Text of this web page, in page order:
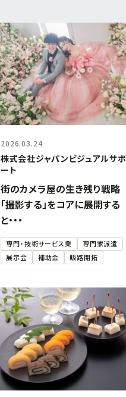
2026.03.24
株式会社ジャパンビジュアルサポ
ート
街のカメラ屋の生き残り戦略
「撮影する」をコアに展開する
と・・・
専門・技術サービス業
専門家派遣
展示会
補助金 販路開拓